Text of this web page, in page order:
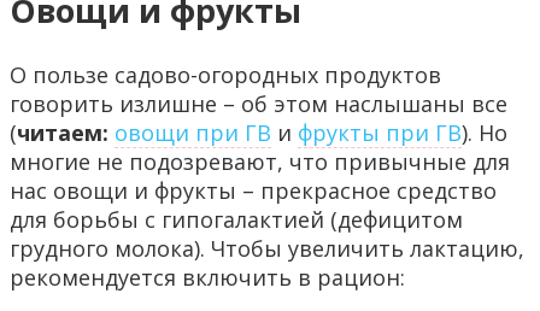
Овощи и фрукты
О пользе садово-огородных продуктов
говорить излишне – об этом наслышаны все
(читаем: овощи при ГВ и фрукты при ГВ). Но
многие не подозревают, что привычные для
нас овощи и фрукты – прекрасное средство
для борьбы с гипогалактией (дефицитом
грудного молока). Чтобы увеличить лактацию,
рекомендуется включить в рацион: